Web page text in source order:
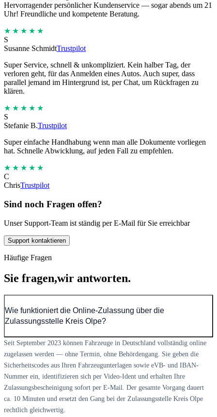
Hervorragender persönlicher Kundenservice — sogar abends um 21
Uhr! Freundliche und kompetente Beratung.
★★★★★
S
Susanne SchmidtTrustpilot
Super Service, schnell & unkompliziert. Kein halber Tag, der
verloren geht, für das Anmelden eines Autos. Auch super, dass
parallel jemand im Hintergrund ist, per Chat, um Rückfragen zu
klären.
★★★★★
S
Stefanie B.Trustpilot
Super einfache Handhabung wenn man alle Dokumente vorliegen
hat. Schnelle Abwicklung, auf jeden Fall zu empfehlen.
★★★★★
C
ChrisTrustpilot
Sind noch Fragen offen?
Unser Support-Team ist ständig per E-Mail für Sie erreichbar
Support kontaktieren
Häufige Fragen
Sie fragen,wir antworten.
Wie funktioniert die Online-Zulassung über die
Zulassungsstelle Kreis Olpe?
Seit September 2023 können Fahrzeuge in Deutschland vollständig online
zugelassen werden — ohne Termin, ohne Behördengang. Sie geben die
Sicherheitscodes aus Ihren Fahrzeugunterlagen sowie eVB- und IBAN-
Nummer ein, identifizieren sich per Video-Ident und erhalten Ihre
Zulassungsbescheinigung sofort per E-Mail. Der gesamte Vorgang dauert
ca. 10 Minuten und ersetzt den Gang bei der Zulassungsstelle Kreis Olpe
rechtlich gleichwertig.